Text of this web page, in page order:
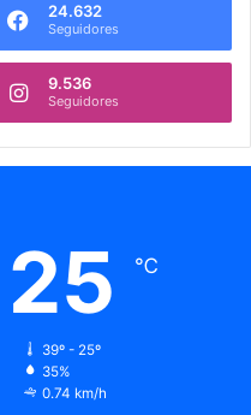
24.632
Seguidores
9.536
Seguidores
25 ℃
39º - 25º
35%
0.74 km/h